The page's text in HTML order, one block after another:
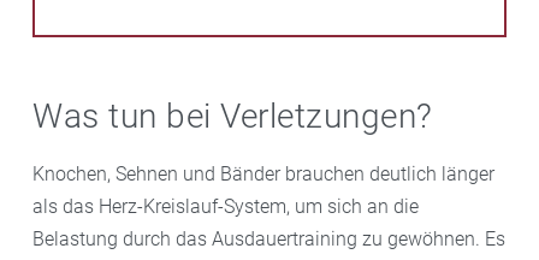
Was tun bei Verletzungen?
Knochen, Sehnen und Bänder brauchen deutlich länger
als das Herz-Kreislauf-System, um sich an die
Belastung durch das Ausdauertraining zu gewöhnen. Es